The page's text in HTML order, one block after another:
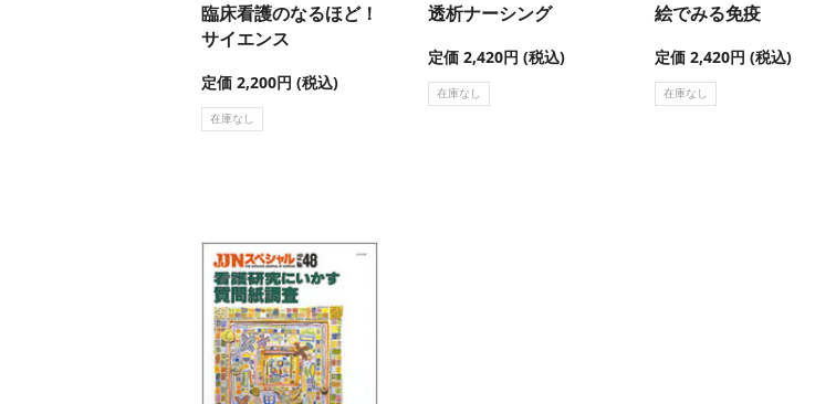
臨床看護のなるほど！
サイエンス
定価 2,200円 (税込)
在庫なし
透析ナーシング
定価 2,420円 (税込)
在庫なし
絵でみる免疫
定価 2,420円 (税込)
在庫なし